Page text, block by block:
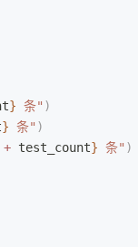
} 条" )
} 条" )
+ test_count} 条" )